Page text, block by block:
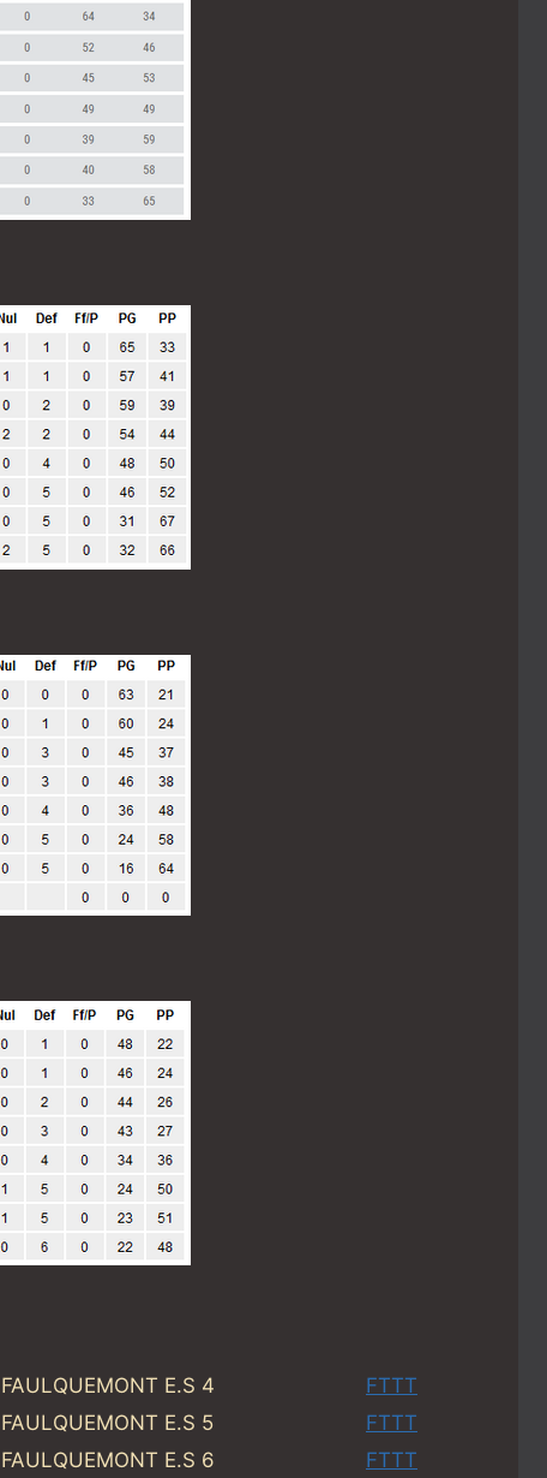
FAULQUEMONT E.S 4
FTTT
FAULQUEMONT E.S 5
FTTT
FAULQUEMONT E.S 6
FTTT